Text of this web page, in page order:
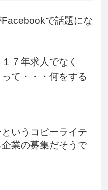
で話題にな
７年求人でなく
て・・・何をする
というコピーライテ
業の募集だそうで